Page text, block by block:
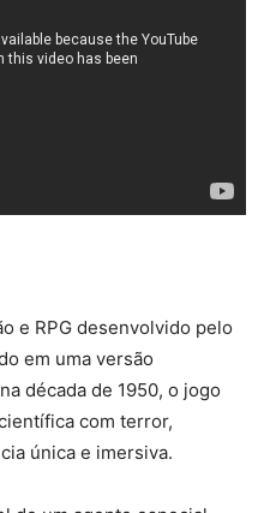
e RPG desenvolvido pelo
em uma versão
década de 1950, o jogo
com terror,
única e imersiva.